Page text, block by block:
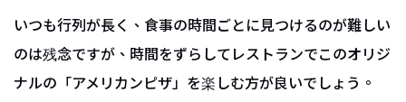
いつも行列が長く、食事の時間ごとに見つけるのが難しい
のは残念ですが、時間をずらしてレストランでこのオリジ
ナルの「アメリカンピザ」を楽しむ方が良いでしょう。